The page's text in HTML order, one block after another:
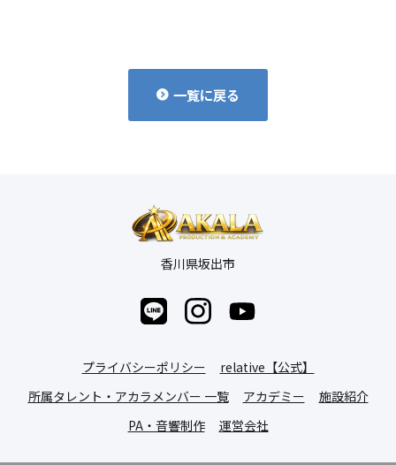
一覧に戻る
香川県坂出市
プライバシーポリシー
relative【公式】
所属タレント・アカラメンバー 一覧
アカデミー
施設紹介
PA・音響制作
運営会社